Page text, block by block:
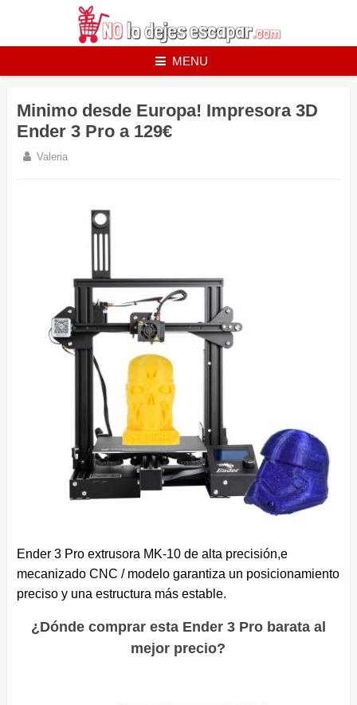
MENU
Minimo desde Europa! Impresora 3D
Ender 3 Pro a 129€
Valeria
Ender 3 Pro extrusora MK-10 de alta precisión,e
mecanizado CNC / modelo garantiza un posicionamiento
preciso y una estructura más estable.
¿Dónde comprar esta Ender 3 Pro barata al
mejor precio?